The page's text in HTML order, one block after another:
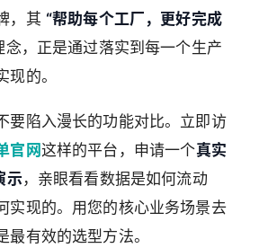
，其 “帮助每个工厂，更好完成
念，正是通过落实到每一个生产
现的。
要陷入漫长的功能对比。立即访
官网这样的平台，申请一个真实
示，亲眼看看数据是如何流动
实现的。用您的核心业务场景去
最有效的选型方法。